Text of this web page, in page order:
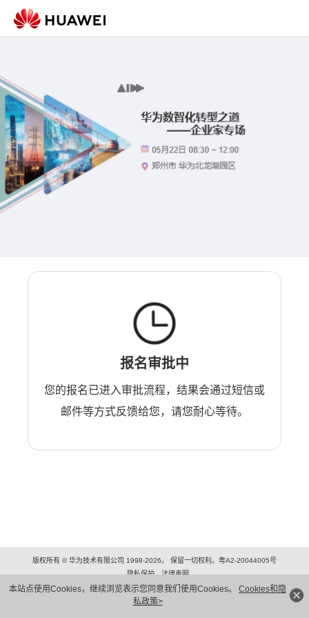
本站点使用Cookies，继续浏览表示您同意我们使用Cookies。 Cookies和隐
私政策>
报名审批中
您的报名已进入审批流程，结果会通过短信或
邮件等方式反馈给您，请您耐心等待。
版权所有 © 华为技术有限公司 1998-2026。 保留一切权利。粤A2-20044005号
隐私保护
法律声明